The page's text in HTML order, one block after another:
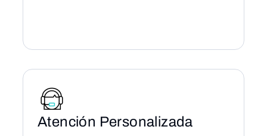
Atención Personalizada